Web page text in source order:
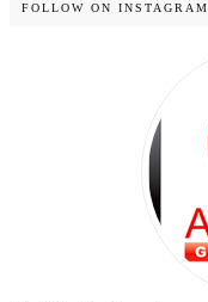
FOLLOW ON INSTAGRAM